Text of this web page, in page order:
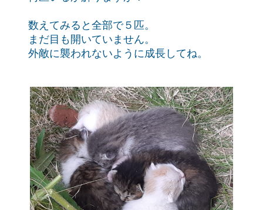
数えてみると全部で５匹。
まだ目も開いていません。
外敵に襲われないように成長してね。